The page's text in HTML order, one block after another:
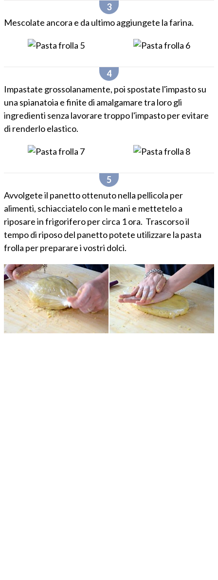
Mescolate ancora e da ultimo aggiungete la farina.
Impastate grossolanamente, poi spostate l'impasto su
una spianatoia e finite di amalgamare tra loro gli
ingredienti senza lavorare troppo l'impasto per evitare
di renderlo elastico.
Avvolgete il panetto ottenuto nella pellicola per
alimenti, schiacciatelo con le mani e mettetelo a
riposare in frigorifero per circa 1 ora. Trascorso il
tempo di riposo del panetto potete utilizzare la pasta
frolla per preparare i vostri dolci.